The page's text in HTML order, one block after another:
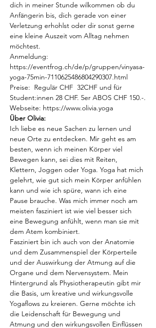
dich in meiner Stunde wilkommen ob du
Anfängerin bis, dich gerade von einer
Verletzung erhohlst oder dir sonst gerne
eine kleine Auszeit vom Alltag nehmen
möchtest.
Anmeldung:
https://eventfrog.ch/de/p/gruppen/vinyasa-
yoga-75min-7110625486804290307.html
Preise:  Regulär CHF  32CHF und für
Student:innen 28 CHF. 5er ABOS CHF 150.-.
Webseite: https://www.olivia.yoga
Über Olivia:
Ich liebe es neue Sachen zu lernen und
neue Orte zu entdecken. Mir geht es am
besten, wenn ich meinen Körper viel
Bewegen kann, sei dies mit Reiten,
Klettern, Joggen oder Yoga. Yoga hat mich
gelehrt, wie gut sich mein Körper anfühlen
kann und wie ich spüre, wann ich eine
Pause brauche. Was mich immer noch am
meisten fasziniert ist wie viel besser sich
eine Bewegung anfühlt, wenn man sie mit
dem Atem kombiniert.
Fasziniert bin ich auch von der Anatomie
und dem Zusammenspiel der Körperteile
und der Auswirkung der Atmung auf die
Organe und dem Nervensystem. Mein
Hintergrund als Physiotherapeutin gibt mir
die Basis, um kreative und wirkungsvolle
Yogaflows zu kreieren. Gerne möchte ich
die Leidenschaft für Bewegung und
Atmung und den wirkungsvollen Einflüssen